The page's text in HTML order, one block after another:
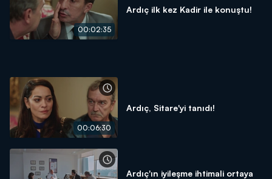
00:02:35
Ardıç ilk kez Kadir ile konuştu!
00:06:30
Ardıç, Sitare'yi tanıdı!
Ardıç'ın iyileşme ihtimali ortaya